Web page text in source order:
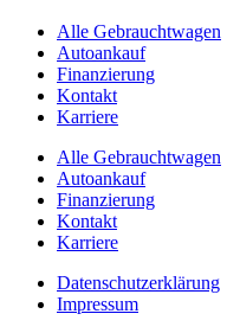
Alle Gebrauchtwagen
Autoankauf
Finanzierung
Kontakt
Karriere
Alle Gebrauchtwagen
Autoankauf
Finanzierung
Kontakt
Karriere
Datenschutzerklärung
Impressum